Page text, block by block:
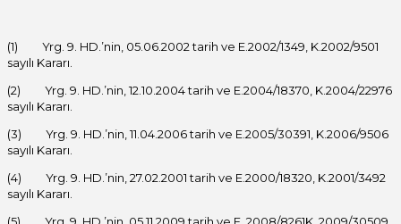
(1) Yrg. 9. HD.’nin, 05.06.2002 tarih ve E.2002/1349, K.2002/9501
sayılı Kararı.
(2) Yrg. 9. HD.’nin, 12.10.2004 tarih ve E.2004/18370, K.2004/22976
sayılı Kararı.
(3) Yrg. 9. HD.’nin, 11.04.2006 tarih ve E.2005/30391, K.2006/9506
sayılı Kararı.
(4) Yrg. 9. HD.’nin, 27.02.2001 tarih ve E.2000/18320, K.2001/3492
sayılı Kararı.